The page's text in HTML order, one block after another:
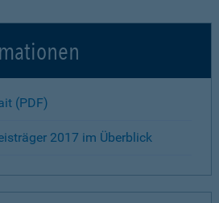
(PDF)
2017 im Überblick